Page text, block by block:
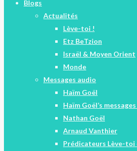
Blogs
Actualités
Lève-toi !
Etz BeTzion
Israël & Moyen Orient
Monde
Messages audio
Haïm Goël
Haïm Goël’s
Nathan Goël
Arnaud Vanthier
Prédicateurs Lève-toi